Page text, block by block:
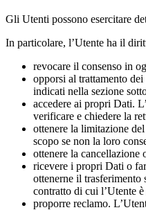
Gli Utenti possono esercitare
In particolare, l’Utente ha il
revocare il consenso in
opporsi al trattamento
indicati nella sezione
accedere ai propri Dati.
verificare e chiedere la
ottenere la limitazione
scopo se non la loro
ottenere la
ricevere i propri Dati o
ottenerne il trasferimento
contratto di cui l’Utente
proporre reclamo.